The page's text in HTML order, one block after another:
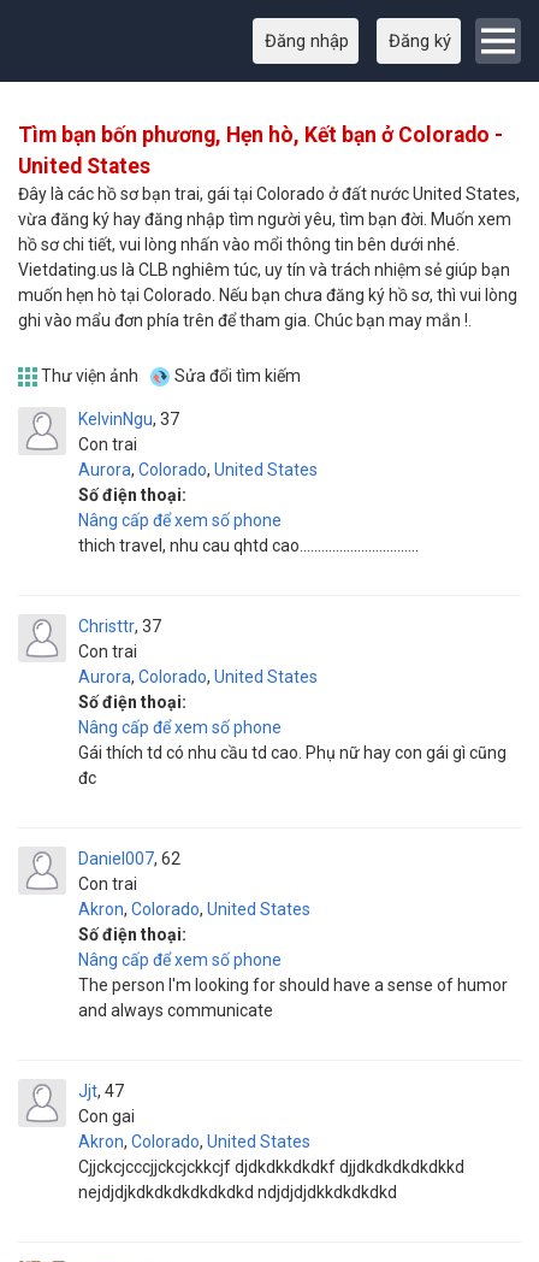
Đăng nhập Đăng ký
Tìm bạn bốn phương, Hẹn hò, Kết bạn ở Colorado -
United States
Đây là các hồ sơ bạn trai, gái tại Colorado ở đất nước United States,
vừa đăng ký hay đăng nhập tìm người yêu, tìm bạn đời. Muốn xem
hồ sơ chi tiết, vui lòng nhấn vào mổi thông tin bên dưới nhé.
Vietdating.us là CLB nghiêm túc, uy tín và trách nhiệm sẻ giúp bạn
muốn hẹn hò tại Colorado. Nếu bạn chưa đăng ký hồ sơ, thì vui lòng
ghi vào mẩu đơn phía trên để tham gia. Chúc bạn may mắn !.
Thư viện ảnh Sửa đổi tìm kiếm
KelvinNgu
Con trai
37
Aurora, Colorado, United States
Số điện thoại:
Nâng cấp để xem số phone
thich travel, nhu cau qhtd cao.................................
Christtr
Con trai
37
Aurora, Colorado, United States
Số điện thoại:
Nâng cấp để xem số phone
Gái thích td có nhu cầu td cao. Phụ nữ hay con gái gì cũng
đc
Daniel007
Con trai
62
Akron, Colorado, United States
Số điện thoại:
Nâng cấp để xem số phone
The person I'm looking for should have a sense of humor
and always communicate
Jjt
Con gai
47
Akron, Colorado, United States
Cjjckcjcccjjckcjckkcjf djdkdkkdkdkf djjdkdkdkdkdkkd
nejdjdjkdkdkdkdkdkdkd ndjdjdjdkkdkdkdkd